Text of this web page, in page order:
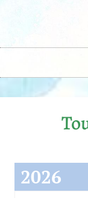
2026